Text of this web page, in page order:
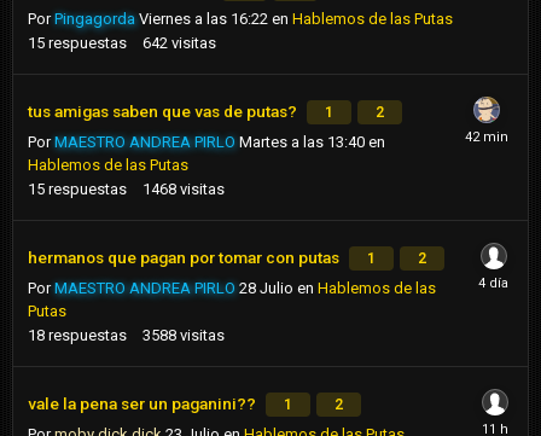
PorPingagorda Viernes a las 16:22 en Hablemos de las Putas
15 respuestas 642 visitas
tus amigas saben que vas de putas? 1 2
PorMAESTRO ANDREA PIRLO Martes a las 13:40 en
Hablemos de las Putas
15 respuestas 1468 visitas
hermanos que pagan por tomar con putas 1 2
PorMAESTRO ANDREA PIRLO 28 Julio en Hablemos de las
Putas
18 respuestas 3588 visitas
vale la pena ser un paganini?? 1 2